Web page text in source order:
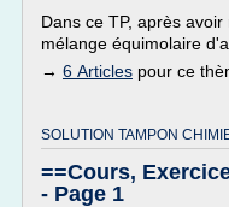
Dans ce TP, après
mélange équimolaire
→ 6 Articles pour ce
SOLUTION TAMPON
==Cours,
- Page 1